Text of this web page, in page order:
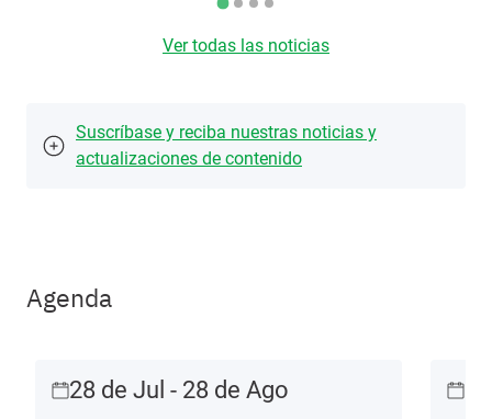
Ver todas las noticias
Suscríbase y reciba nuestras noticias y
actualizaciones de contenido
Agenda
28 de Jul - 28 de Ago